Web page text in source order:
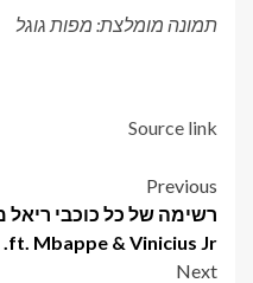
תמונה מומלצת: מפות גוגל
Source link
Post
navigation
Previous
ft. Mbappe & Vinicius Jr.
Next